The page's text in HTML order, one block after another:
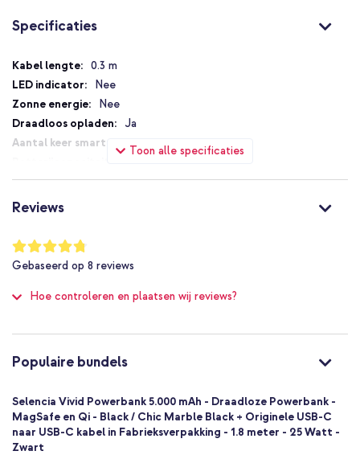
Specificaties
Toon alle specificaties
Specificaties
0.3 m
Nee
Nee
Ja
15 W
MagSafe Compatible
Oplaadkabel
Nee
Geen
Ja
Reviews
Waardering:
95
%
of
Gebaseerd op 8 reviews
Hoe controleren en plaatsen wij reviews?
Populaire bundels
Selencia Vivid Powerbank 5.000 mAh - Draadloze Powerbank -
MagSafe en Qi - Black / Chic Marble Black + Originele USB-C
naar USB-C kabel in Fabrieksverpakking - 1.8 meter - 25 Watt -
Zwart